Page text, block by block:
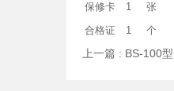
保修卡
1
张
合格证
1 个
上一篇 : BS-100